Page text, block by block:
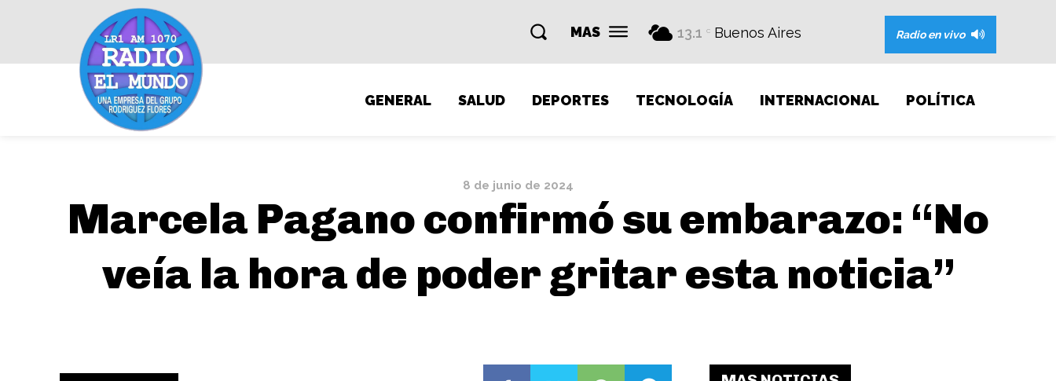
MAS 13.1 C Buenos Aires Radio en vivo
GENERAL SALUD DEPORTES TECNOLOGÍA INTERNACIONAL POLÍTICA
8 de junio de 2024
Marcela Pagano confirmó su embarazo: “No
veía la hora de poder gritar esta noticia”